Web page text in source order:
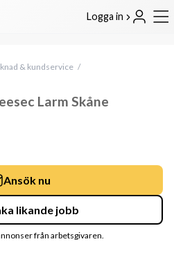
Logga in
& kundservice
Larm Skåne
Ansök nu
likande jobb
från arbetsgivaren.